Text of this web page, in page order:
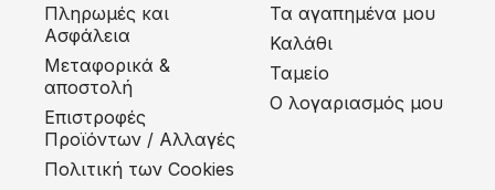
Πληρωμές και
Ασφάλεια
Μεταφορικά &
αποστολή
Eπιστροφές
Προϊόντων / Αλλαγές
Πολιτική των Cookies
Τα αγαπημένα μου
Καλάθι
Ταμείο
Ο λογαριασμός μου